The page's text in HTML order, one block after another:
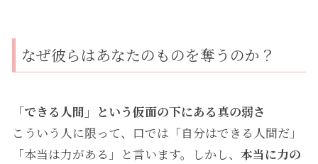
なぜ彼らはあなたのものを奪うのか？
「できる人間」という仮面の下にある真の弱さ
こういう人に限って、口では「自分はできる人間だ」
「本当は力がある」と言います。しかし、 本当に力の